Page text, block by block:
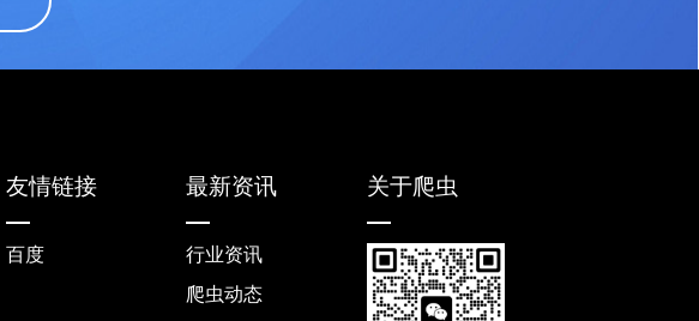
友情链接
百度
最新资讯
行业资讯
爬虫动态
关于爬虫